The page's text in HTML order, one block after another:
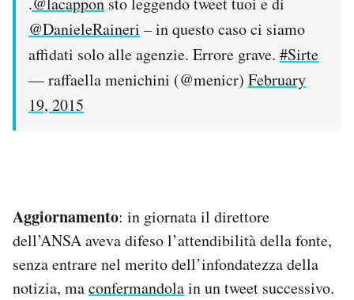
@DanieleRaineri – in questo caso ci siamo
affidati solo alle agenzie. Errore grave. #Sirte
— raffaella menichini (@menicr) February
19, 2015
Aggiornamento: in giornata il direttore
dell’ANSA aveva difeso l’attendibilità della fonte,
senza entrare nel merito dell’infondatezza della
notizia, maconfermandolain un tweet successivo.